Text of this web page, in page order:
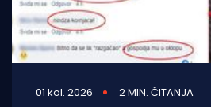
01 kol. 2026 2 MIN. ČITANJA